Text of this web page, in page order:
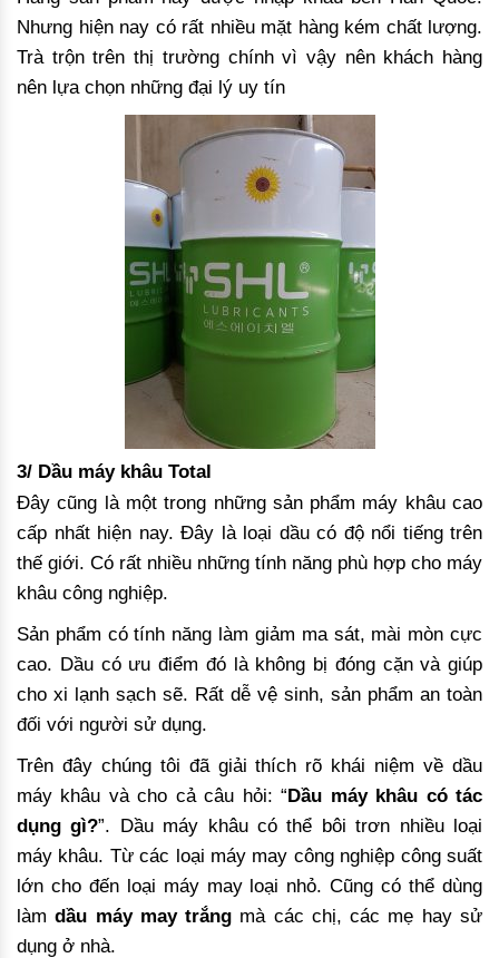
Nhưng hiện nay có rất nhiều mặt hàng kém chất lượng.
Trà trộn trên thị trường chính vì vậy nên khách hàng
nên lựa chọn những đại lý uy tín
3/ Dầu máy khâu Total
Đây cũng là một trong những sản phẩm máy khâu cao
cấp nhất hiện nay. Đây là loại dầu có độ nổi tiếng trên
thế giới. Có rất nhiều những tính năng phù hợp cho máy
khâu công nghiệp.
Sản phẩm có tính năng làm giảm ma sát, mài mòn cực
cao. Dầu có ưu điểm đó là không bị đóng cặn và giúp
cho xi lạnh sạch sẽ. Rất dễ vệ sinh, sản phẩm an toàn
đối với người sử dụng.
Trên đây chúng tôi đã giải thích rõ khái niệm về dầu
máy khâu và cho cả câu hỏi: “Dầu máy khâu có tác
dụng gì?”. Dầu máy khâu có thể bôi trơn nhiều loại
máy khâu. Từ các loại máy may công nghiệp công suất
lớn cho đến loại máy may loại nhỏ. Cũng có thể dùng
làmdầu máy may trắng mà các chị, các mẹ hay sử
dụng ở nhà.